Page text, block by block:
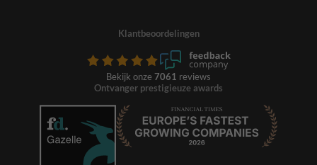
Klantbeoordelingen
Bekijk onze 7061 reviews
Ontvanger prestigieuze awards